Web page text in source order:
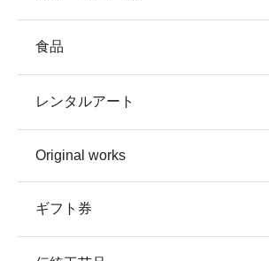
食品
レンタルアート
Original works
ギフト券